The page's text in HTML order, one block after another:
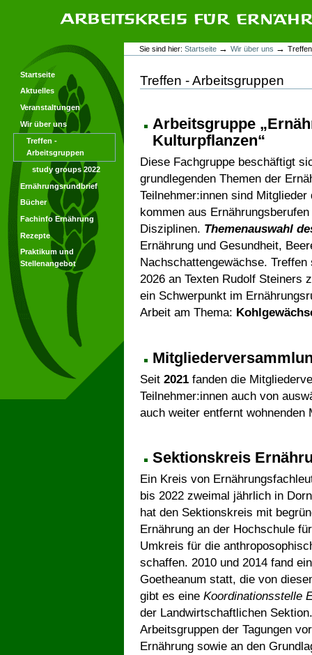
Benutzerspezifische
Werkzeuge
Startseite
Aktuelles
Veranstaltungen
Wir über uns
Treffen -
Arbeitsgruppen
study groups 2022
Ernährungsrundbrief
Bücher
Fachinfo Ernährung
Rezepte
Praktikum und
Stellenangebot
Sie sind hier: Startseite →Wir über uns →
Treffen - Arbeitsgruppen
Arbeitsgruppe
Kulturpflanzen“
Diese Fachgruppe beschäftigt
grundlegenden Themen der
Teilnehmer:innen sind Mitglieder
kommen aus
Disziplinen. Themenauswahl
Ernährung und Gesundheit,
Nachschattengewächse.
2026 an Texten Rudolf Steiners
ein Schwerpunkt im
Arbeit am Thema:
Seit 2021fanden die
Teilnehmer:innen auch von
auch weiter entfernt wohnenden
Sektionskreis
Ein Kreis von
bis 2022 zweimal jährlich in
hat den Sektionskreis mit
Ernährung an der Hochschule
Umkreis für die
schaffen. 2010 und 2014 fand
Goetheanum statt, die von
gibt es eineKoordinationsstelle
der Landwirtschaftlichen
Arbeitsgruppen der Tagungen
Ernährung sowie an den